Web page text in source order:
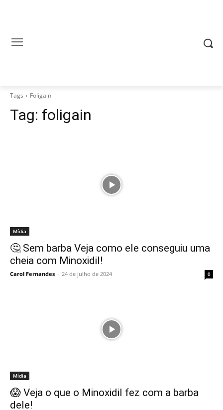
Tags Foligain
Tag: foligain
Mídia
🤔 Sem barba Veja como ele conseguiu uma
cheia com Minoxidil!
Carol Fernandes - 24 de julho de 2024 0
Mídia
😱 Veja o que o Minoxidil fez com a barba
dele!